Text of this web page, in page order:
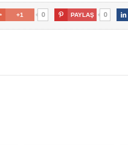
+1 0  PAYLAŞ 0 